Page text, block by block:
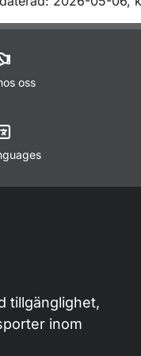
oss
tillgänglighet,
inom